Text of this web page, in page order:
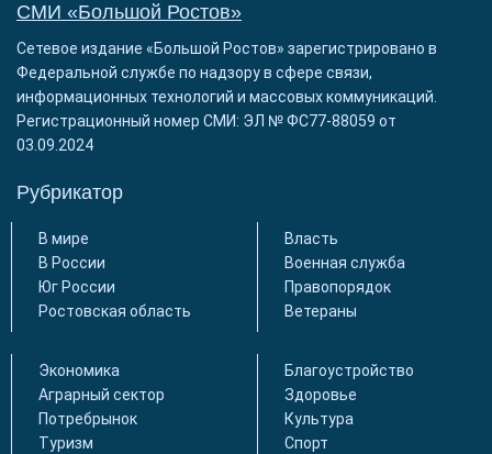
СМИ «Большой Ростов»
Сетевое издание «Большой Ростов» зарегистрировано в
Федеральной службе по надзору в сфере связи,
информационных технологий и массовых коммуникаций.
Регистрационный номер СМИ: ЭЛ № ФС77-88059 от
03.09.2024
Рубрикатор
В мире
В России
Юг России
Ростовская область
Власть
Военная служба
Правопорядок
Ветераны
Экономика
Аграрный сектор
Потребрынок
Туризм
Благоустройство
Здоровье
Культура
Спорт